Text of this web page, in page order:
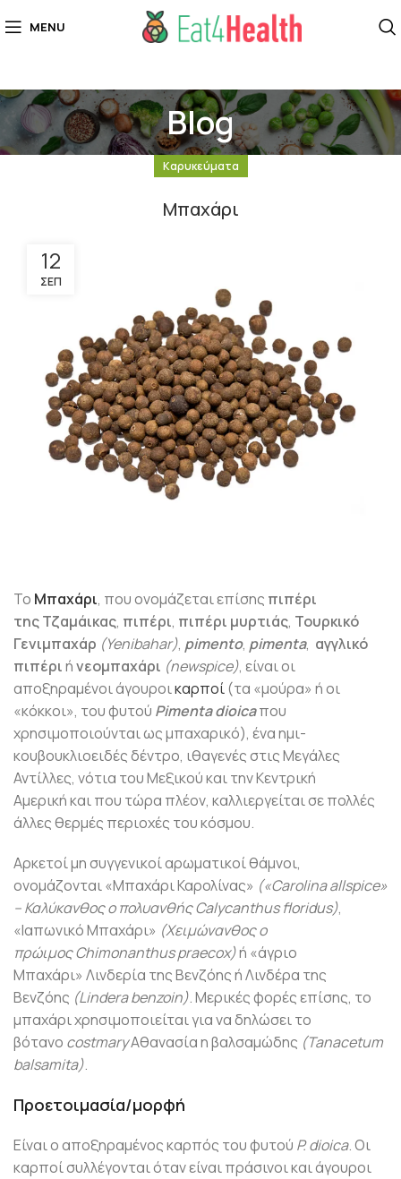
MENU
Blog
Καρυκεύματα
Μπαχάρι
12
ΣΕΠ
Το Μπαχάρι, που ονομάζεται επίσης πιπέρι
της Τζαμάικας, πιπέρι, πιπέρι μυρτιάς, Τουρκικό
Γενιμπαχάρ (Yenibahar), pimento, pimenta, αγγλικό
πιπέριήνεομπαχάρι (newspice), είναι οι
αποξηραμένοι άγουροικαρποί(τα «μούρα» ή οι
«κόκκοι», του φυτού Pimenta dioicaπου
χρησιμοποιούνται ως μπαχαρικό), ένα ημι-
κουβουκλιοειδές δέντρο, ιθαγενές στις Μεγάλες
Αντίλλες, νότια του Μεξικού και την Κεντρική
Αμερική και που τώρα πλέον, καλλιεργείται σε πολλές
άλλες θερμές περιοχές του κόσμου.
Αρκετοί μη συγγενικοί αρωματικοί θάμνοι,
ονομάζονται «Μπαχάρι Καρολίνας» («Carolina allspice»
– Καλύκανθος ο πολυανθής Calycanthus floridus),
«Ιαπωνικό Μπαχάρι» (Χειμώνανθος ο
πρώιμος Chimonanthus praecox)ή «άγριο ​​
Μπαχάρι» Λινδερία της Βενζόης ή Λινδέρα της
Βενζόης (Lindera benzoin). Μερικές φορές επίσης, το
μπαχάρι χρησιμοποιείται για να δηλώσει το
βότανο costmaryΑθανασία η βαλσαμώδης (Tanacetum
balsamita).
Προετοιμασία/μορφή
Eίναι ο αποξηραμένος καρπός του φυτού P. dioica. Οι
καρποί συλλέγονται όταν είναι πράσινοι και άγουροι